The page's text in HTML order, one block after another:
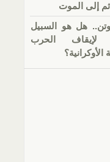
ثم إلى الموت
هل هو السبيل
لإيقاف الحرب
الأوكرانية؟